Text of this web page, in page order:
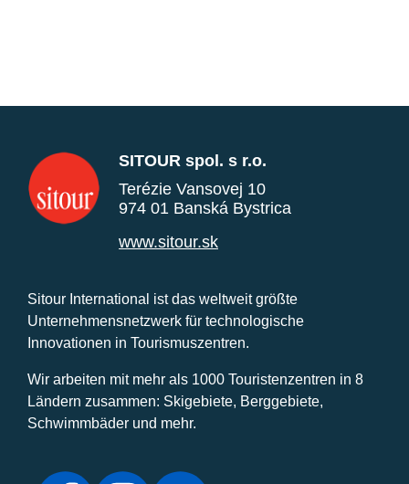
SITOUR spol. s r.o.
Terézie Vansovej 10
974 01 Banská Bystrica
www.sitour.sk
Sitour International ist das weltweit größte
Unternehmensnetzwerk für technologische
Innovationen in Tourismuszentren.
Wir arbeiten mit mehr als 1000 Touristenzentren in 8
Ländern zusammen: Skigebiete, Berggebiete,
Schwimmbäder und mehr.